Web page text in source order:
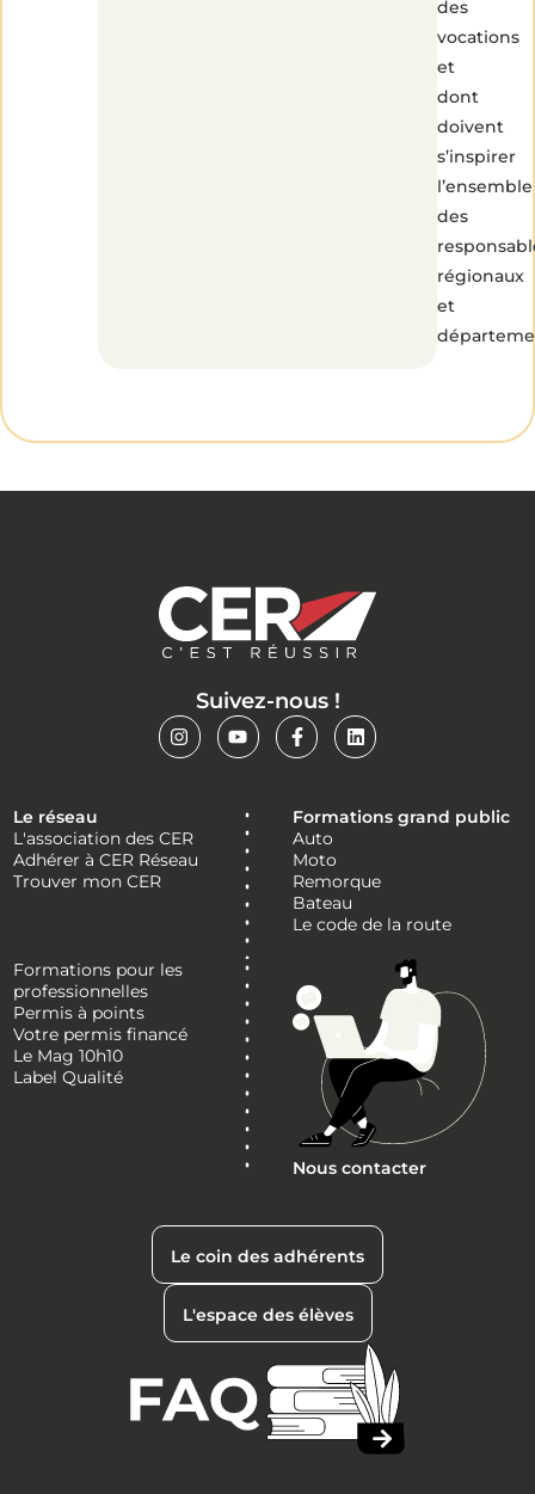
des
vocations
et
dont
doivent
s’inspirer
l’ensemble
des
régionaux
et
Suivez-nous !
Le réseau
L'association des CER
Adhérer à CER Réseau
Trouver mon CER
Formations grand public
Auto
Moto
Remorque
Bateau
Le code de la route
Formations pour les
professionnelles
Permis à points
Votre permis financé
Le Mag 10h10
Label Qualité
Nous contacter
Le coin des adhérents
L'espace des élèves